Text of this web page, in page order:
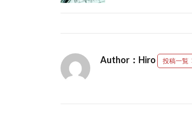
Author：Hiro 投稿一覧